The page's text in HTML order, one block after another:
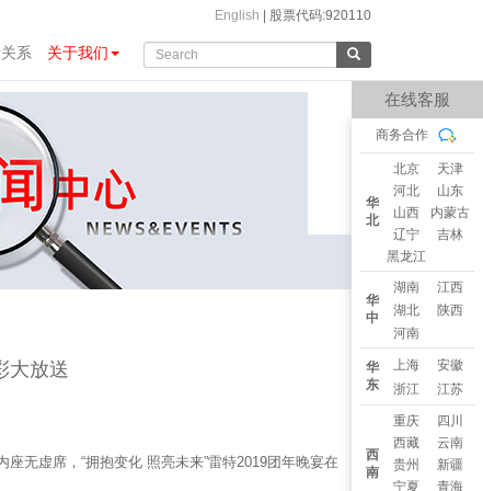
English 股票代码:920110
系 关于我们
大放送
无虚席，“拥抱变化 照亮未来”雷特2019团年晚宴在
在线客服
商务合作
华
北
北京
河北
山西
辽宁
黑龙江
天津
山东
内蒙古
吉林
华
中
湖南
湖北
河南
江西
陕西
华
东
上海
浙江
安徽
江苏
西
南
重庆
西藏
贵州
宁夏
四川
云南
新疆
青海